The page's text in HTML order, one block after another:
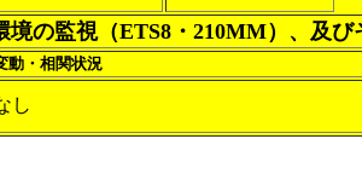
境の監視（ETS8・210MM）、及び
動・相関状況
し